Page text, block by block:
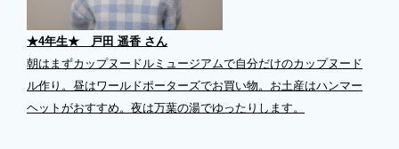
★4年生★ 戸田 遥香 さん
朝はまずカップヌードルミュージアムで自分だけのカップヌード
ル作り。昼はワールドポーターズでお買い物。お土産はハンマー
ヘットがおすすめ。夜は万葉の湯でゆったりします。